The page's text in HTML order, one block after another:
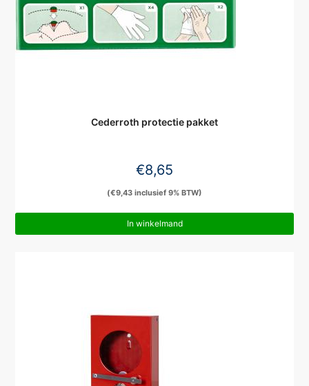
Cederroth protectie pakket
€8,65
(€9,43 inclusief 9% BTW)
In winkelmand